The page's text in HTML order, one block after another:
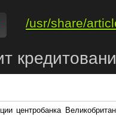
/usr/share/
центробанка